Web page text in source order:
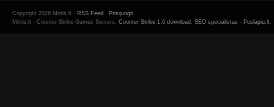
Copyright 2026 Mirtis.lt · RSS Feed · Prisijungti
Mirtis.lt - Counter-Strike Games Servers. Counter Strike 1.6 download . SEO specialistas - Puslapiu.lt.